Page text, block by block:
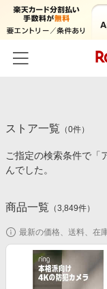
カテゴリー一覧
百貨店・総合ECモー
食品・スイーツ・お酒
コスメ・健康・医薬品
キッズ・ベビー用品
イベント一覧
初回購入者限定特典
対象ストア新規限定
新着ストアのご紹介
電子書籍特集
楽天IDでログイン/
ストア一覧 （0件）
ご指定の検索条件で「
んでした。
商品一覧 （3,849件）
最新の価格、送料、在